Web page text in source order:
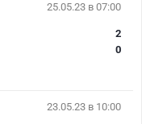
25.05.23 в 07:00
2
0
23.05.23 в 10:00